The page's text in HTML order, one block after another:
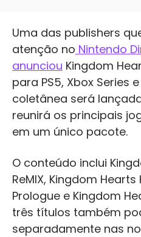
Uma das publishers
atenção no Nintendo
anunciou Kingdom
para PS5, Xbox Series
coletânea será
reunirá os principais
em um único pacote.
O conteúdo inclui
ReMIX, Kingdom
Prologue e Kingdom
três títulos também
separadamente nas